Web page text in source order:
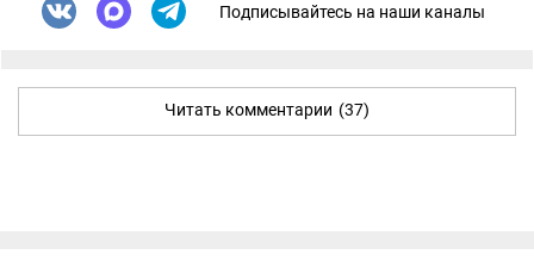
Подписывайтесь на наши каналы
Читать комментарии (37)